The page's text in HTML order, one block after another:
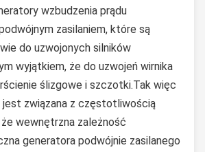
wzbudzenia prądu
zasilaniem, które są
do uzwojonych silników
wyjątkiem, że do uzwojeń wirnika
ślizgowe i szczotki.Tak więc
jest związana z częstotliwością
wewnętrzna zależność
generatora podwójnie zasilanego